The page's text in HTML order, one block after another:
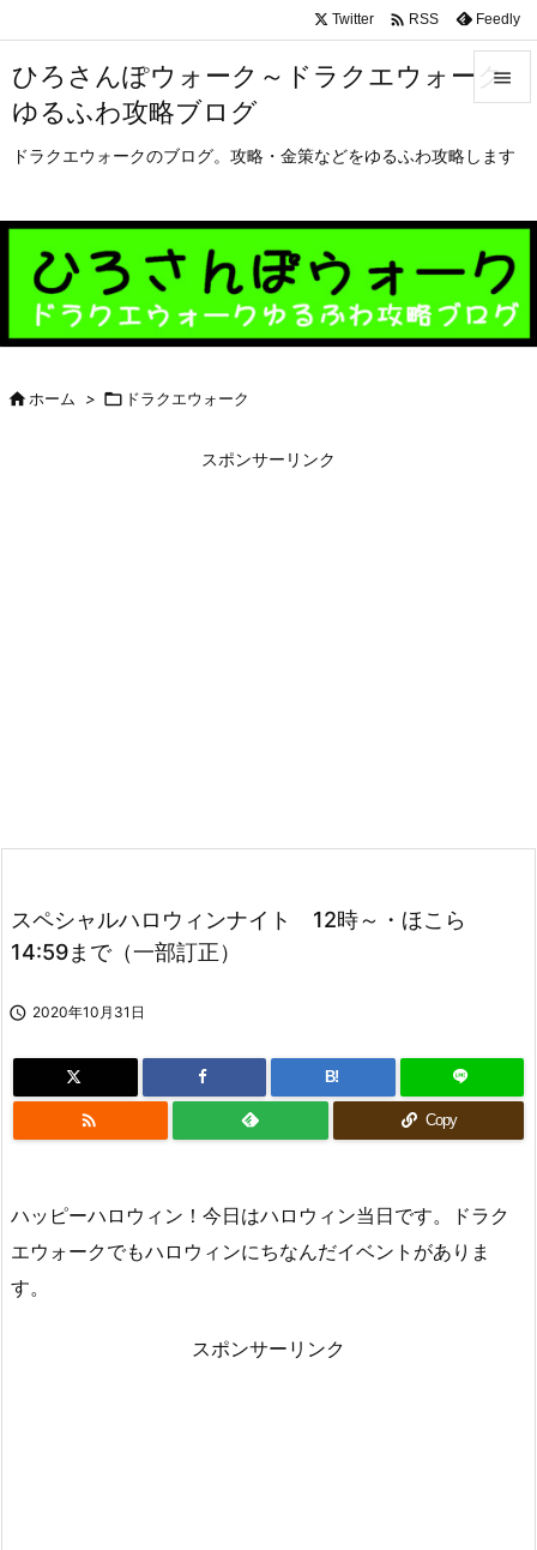
ひろさんぽウォーク～ドラクエウォーク
ゆるふわ攻略ブログ
ドラクエウォークのブログ。攻略・金策などをゆるふわ攻略します

メニュ

前へ

次へ
Twitter  RSS Feedly
ホーム >  ドラクエウォーク
スポンサーリンク
スペシャルハロウィンナイト 12時～・ほこら
14:59まで（一部訂正）
 2020年10月31日
B!
 Copy
ハッピーハロウィン！今日はハロウィン当日です。ドラク
エウォークでもハロウィンにちなんだイベントがありま
す。
スポンサーリンク